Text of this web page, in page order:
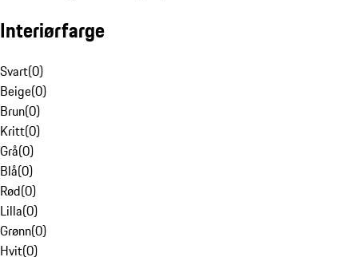
Interiørfarge
Svart(0)
Beige(0)
Brun(0)
Kritt(0)
Grå(0)
Blå(0)
Rød(0)
Lilla(0)
Grønn(0)
Hvit(0)